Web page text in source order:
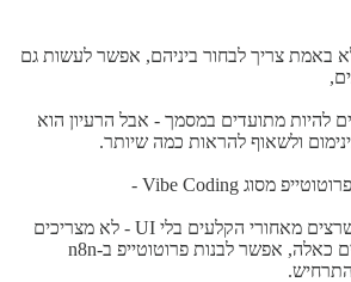
באמת צריך לבחור ביניהם, אפשר לעשות גם
להיות מתועדים במסמך - אבל הרעיון הוא
ולשאוף להראות כמה שיותר.
לדוגמה, פיצ'רים של AI שרצים מאחורי הקלעים בלי UI - לא מצריכים
פרוטוטייפ ויזואלי. במקרים כאלה, אפשר לבנות פרוטוטייפ ב-n8n